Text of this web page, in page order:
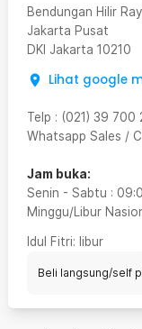
Bendungan Hilir
Jakarta Pusat
DKI Jakarta 10210
Lihat google
Telp : (021) 39 700
Whatsapp Sales /
Jam buka:
Senin - Sabtu :
Minggu/Libur
Idul Fitri: libur
Beli langsung/self